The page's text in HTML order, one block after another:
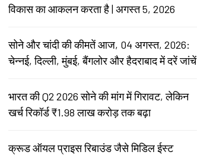
विकास का आकलन करता है | अगस्त 5, 2026
सोने और चांदी की कीमतें आज, 04 अगस्त, 2026:
चेन्नई, दिल्ली, मुंबई, बैंगलोर और हैदराबाद में दरें जांचें
भारत की Q2 2026 सोने की मांग में गिरावट, लेकिन
खर्च रिकॉर्ड ₹1.98 लाख करोड़ तक बढ़ा
क्रूड ऑयल प्राइस रिबाउंड जैसे मिडिल ईस्ट